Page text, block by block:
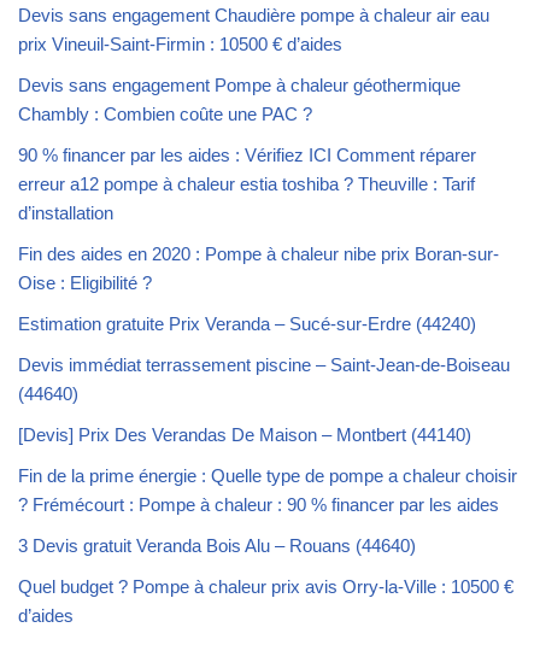
Devis sans engagement Chaudière pompe à chaleur air eau
prix Vineuil-Saint-Firmin : 10500 € d’aides
Devis sans engagement Pompe à chaleur géothermique
Chambly : Combien coûte une PAC ?
90 % financer par les aides : Vérifiez ICI Comment réparer
erreur a12 pompe à chaleur estia toshiba ? Theuville : Tarif
d’installation
Fin des aides en 2020 : Pompe à chaleur nibe prix Boran-sur-
Oise : Eligibilité ?
Estimation gratuite Prix Veranda – Sucé-sur-Erdre (44240)
Devis immédiat terrassement piscine – Saint-Jean-de-Boiseau
(44640)
[Devis] Prix Des Verandas De Maison – Montbert (44140)
Fin de la prime énergie : Quelle type de pompe a chaleur choisir
? Frémécourt : Pompe à chaleur : 90 % financer par les aides
3 Devis gratuit Veranda Bois Alu – Rouans (44640)
Quel budget ? Pompe à chaleur prix avis Orry-la-Ville : 10500 €
d’aides